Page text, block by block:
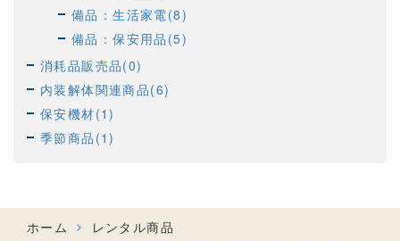
備品：生活家電(8)
備品：保安用品(5)
消耗品販売品(0)
内装解体関連商品(6)
保安機材(1)
季節商品(1)
ホーム
レンタル商品